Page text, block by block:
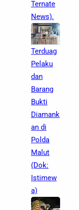
Ternate
News).
Terduag
Pelaku
dan
Barang
Bukti
Diamank
an di
Polda
Malut
(Dok:
Istimew
a)